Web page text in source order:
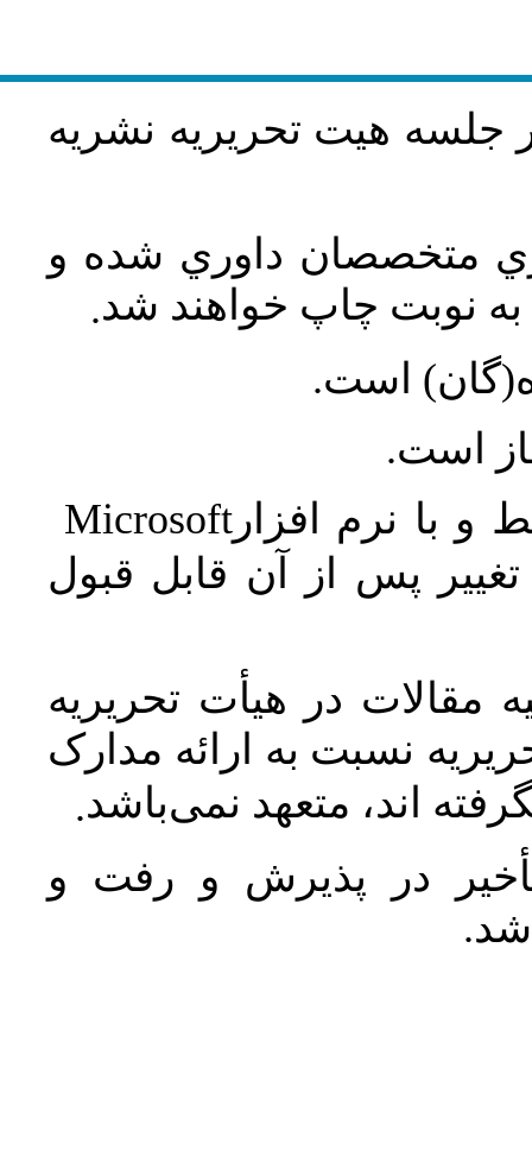
جلسه هيت تحريريه نشريه
متخصصان داوري شده و
نوبت چاپ خواهند شد.
است.
است.
و با نرم افزارMicrosoft
پس از آن قابل قبول
مقالات در هیأت تحریریه
نسبت به ارائه مدارک
اند، متعهد نمی‌باشد.
در پذیرش و رفت و
شد.